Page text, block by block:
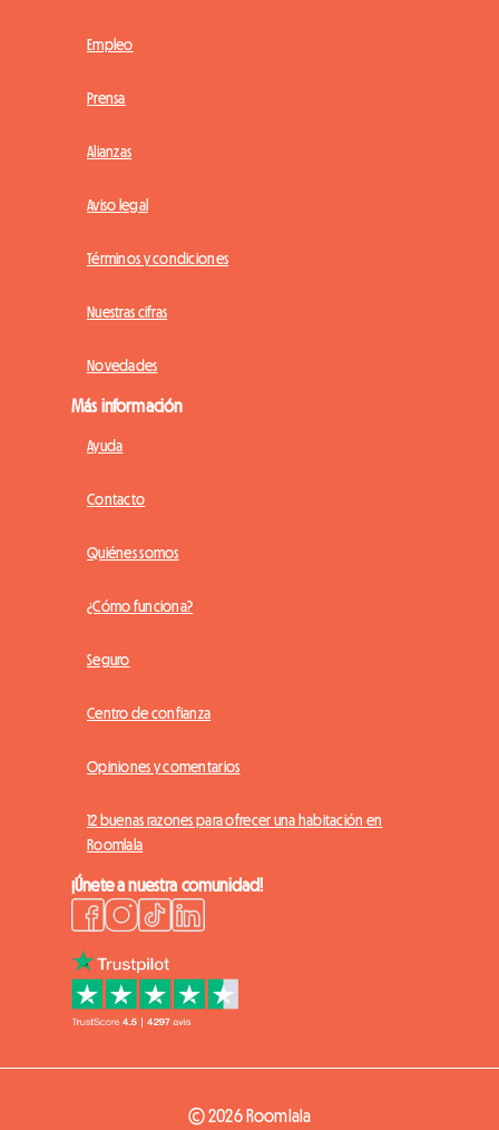
Empleo
Prensa
Alianzas
Aviso legal
Términos y condiciones
Nuestras cifras
Novedades
Más información
Ayuda
Contacto
Quiénes somos
¿Cómo funciona?
Seguro
Centro de confianza
Opiniones y comentarios
12 buenas razones para ofrecer una habitación en
Roomlala
¡Únete a nuestra comunidad!
© 2026 Roomlala